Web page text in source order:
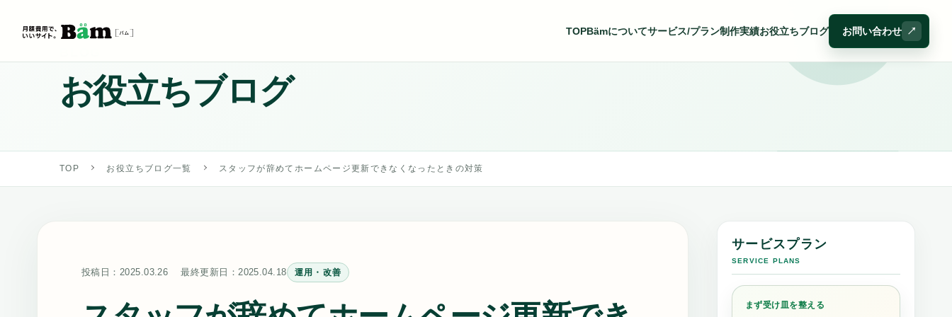
TOPBämについてサービス/プラン制作実績お役立ちブログ お問い合わせ
お役立ちブログ
TOP お役立ちブログ一覧 スタッフが辞めてホームページ更新できなくなったときの対策
投稿日： 2025.03.26 最終更新日： 2025.04.18 運用・改善
サービスプラン
SERVICE PLANS
まず受け皿を整える